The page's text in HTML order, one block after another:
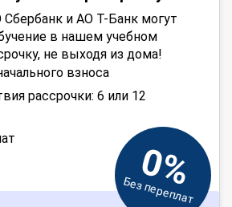
и АО Т-Банк могут
в нашем учебном
не выходя из дома!
взноса
рассрочки: 6 или 12
0%
Без переплат